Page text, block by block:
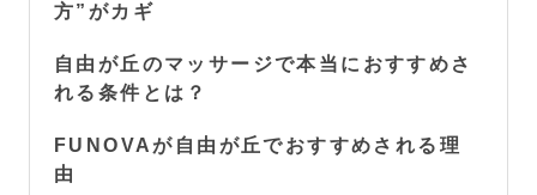
方”がカギ
自由が丘のマッサージで本当におすすめさ
れる条件とは？
FUNOVAが自由が丘でおすすめされる理
由